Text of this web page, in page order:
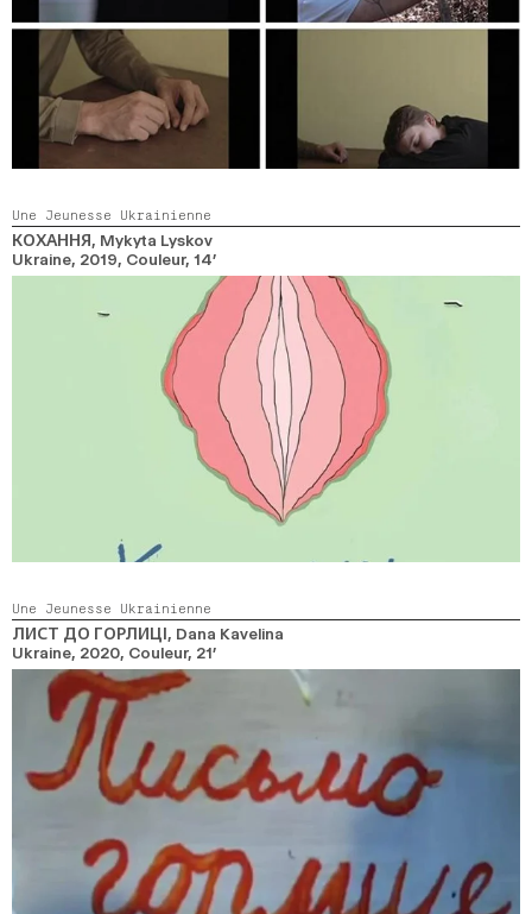
Une Jeunesse Ukrainienne
КОХАННЯ, Mykyta Lyskov
Ukraine, 2019, Couleur, 14’
Une Jeunesse Ukrainienne
ЛИСТ ДО ГОРЛИЦІ, Dana Kavelina
Ukraine, 2020, Couleur, 21’